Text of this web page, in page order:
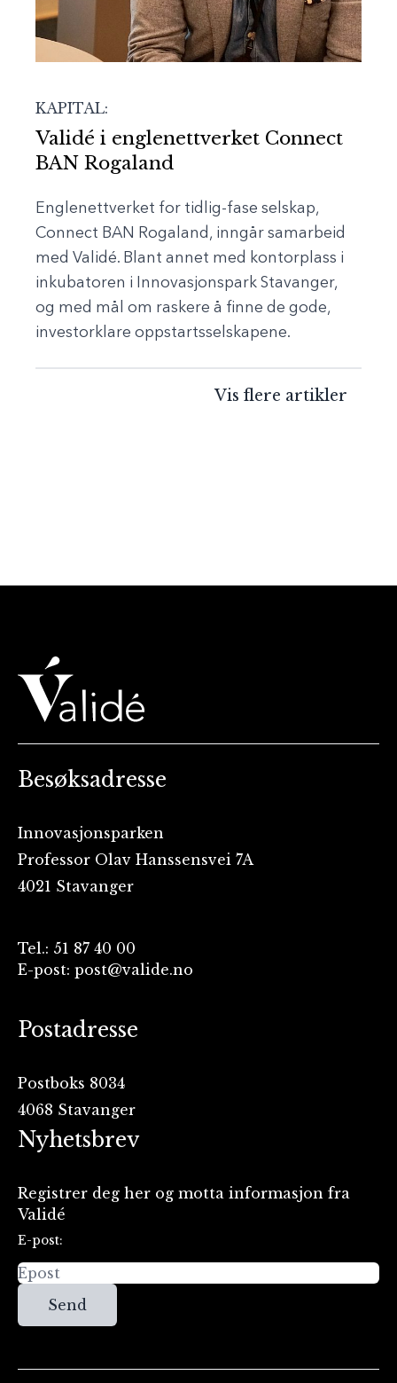
KAPITAL:
Validé i englenettverket Connect
BAN Rogaland
Englenettverket for tidlig-fase selskap,
Connect BAN Rogaland, inngår samarbeid
med Validé. Blant annet med kontorplass i
inkubatoren i Innovasjonspark Stavanger,
og med mål om raskere å finne de gode,
investorklare oppstartsselskapene.
Vis flere artikler
Besøksadresse
Innovasjonsparken
Professor Olav Hanssensvei 7A
4021 Stavanger
Tel.: 51 87 40 00
E-post: post@valide.no
Postadresse
Postboks 8034
4068 Stavanger
Nyhetsbrev
Registrer deg her og motta informasjon fra
Validé
E-post:
Send